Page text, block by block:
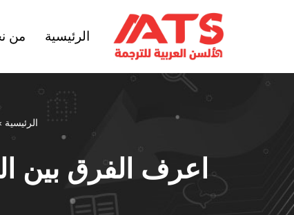
المحتوى
الرئيسية من
الرئيسية
اعرف الفرق بين